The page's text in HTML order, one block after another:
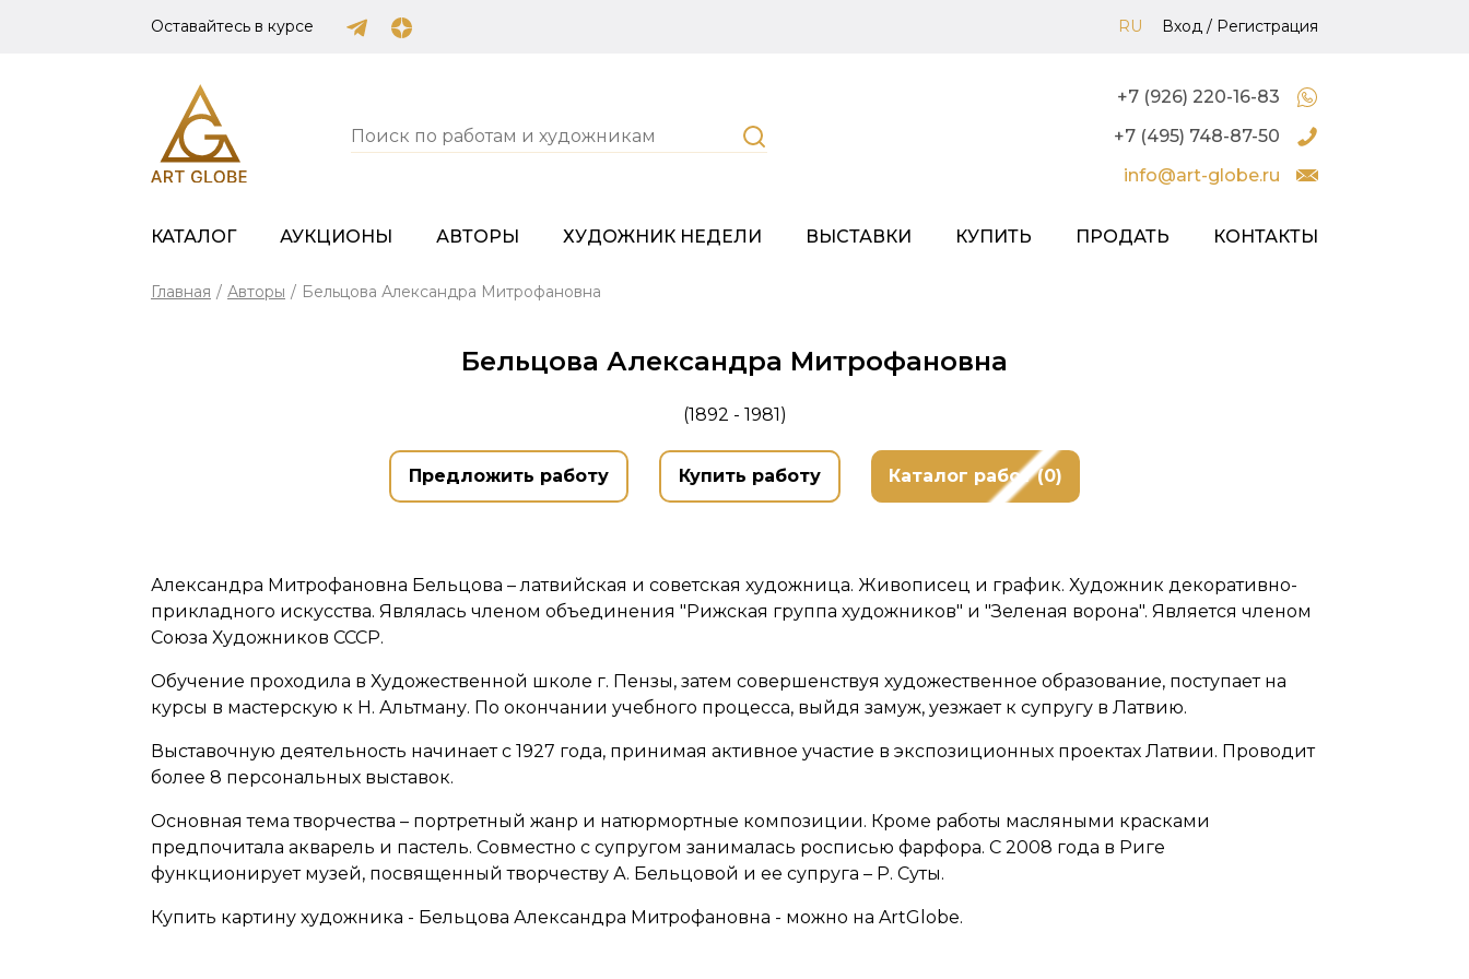
Оставайтесь в курсе RU Вход / Регистрация
+7 (926) 220-16-83
+7 (495) 748-87-50
info@art-globe.ru
КАТАЛОГ АУКЦИОНЫ АВТОРЫ ХУДОЖНИК НЕДЕЛИ ВЫСТАВКИ КУПИТЬ ПРОДАТЬ КОНТАКТЫ
Главная / Авторы / Бельцова Александра Митрофановна
Бельцова Александра Митрофановна
(1892 - 1981)
Предложить работу Купить работу Каталог работ (0)
Александра Митрофановна Бельцова – латвийская и советская художница. Живописец и график. Художник декоративно-
прикладного искусства. Являлась членом объединения "Рижская группа художников" и "Зеленая ворона". Является членом
Союза Художников СССР.
Обучение проходила в Художественной школе г. Пензы, затем совершенствуя художественное образование, поступает на
курсы в мастерскую к Н. Альтману. По окончании учебного процесса, выйдя замуж, уезжает к супругу в Латвию.
Выставочную деятельность начинает с 1927 года, принимая активное участие в экспозиционных проектах Латвии. Проводит
более 8 персональных выставок.
Основная тема творчества – портретный жанр и натюрмортные композиции. Кроме работы масляными красками
предпочитала акварель и пастель. Совместно с супругом занималась росписью фарфора. С 2008 года в Риге
функционирует музей, посвященный творчеству А. Бельцовой и ее супруга – Р. Суты.
Купить картину художника - Бельцова Александра Митрофановна - можно на ArtGlobe.